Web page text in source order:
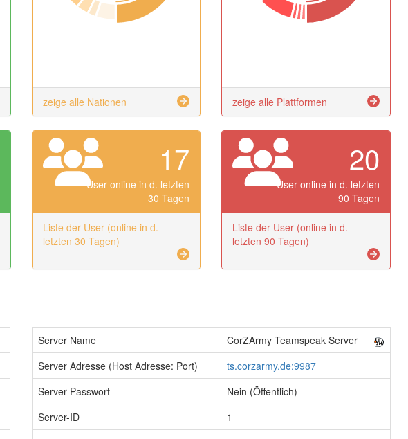
zeige alle Nationen zeige alle Plattformen
17
User online in d. letzten
30 Tagen
Liste der User (online in d.
letzten 30 Tagen)
20
User online in d. letzten
90 Tagen
Liste der User (online in d.
letzten 90 Tagen)
Server Name
CorZArmy Teamspeak Server
Server Adresse (Host Adresse: Port)
ts.corzarmy.de:9987
Server Passwort
Nein (Öffentlich)
Server-ID
1